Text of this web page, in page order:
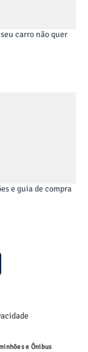
carro não quer
e guia de compra
e Ônibus